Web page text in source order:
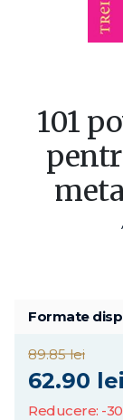
101
Formate
89.85 lei
62.90 lei
Reducere: -